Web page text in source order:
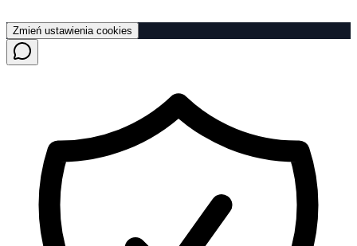
Zmień ustawienia cookies